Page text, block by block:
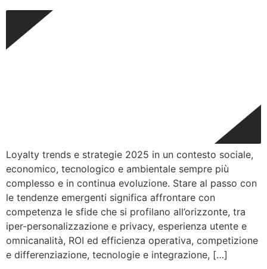
Loyalty trends e strategie 2025 in un contesto sociale,
economico, tecnologico e ambientale sempre più
complesso e in continua evoluzione. Stare al passo con
le tendenze emergenti significa affrontare con
competenza le sfide che si profilano all’orizzonte, tra
iper-personalizzazione e privacy, esperienza utente e
omnicanalità, ROI ed efficienza operativa, competizione
e differenziazione, tecnologie e integrazione, […]